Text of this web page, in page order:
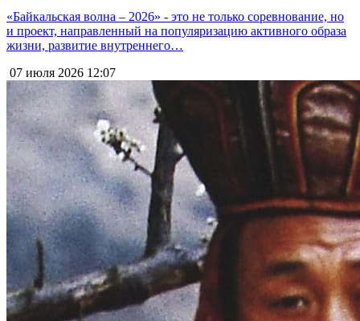
«Байкальская волна – 2026» - это не только соревнование, но
и проект, направленный на популяризацию активного образа
жизни, развитие внутреннего…
07 июля 2026 12:07